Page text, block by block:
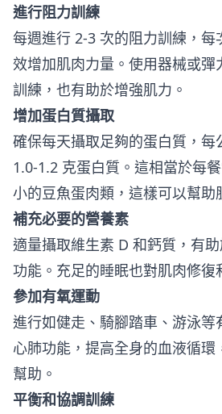
進行阻力訓練
每週進行 2-3 次的阻力訓練，每
效增加肌肉力量。使用器械或彈
訓練，也有助於增強肌力。
增加蛋白質攝取
確保每天攝取足夠的蛋白質，每
1.0-1.2 克蛋白質。這相當於每
小的豆魚蛋肉類，這樣可以幫助
補充必要的營養素
適量攝取維生素 D 和鈣質，有
功能。充足的睡眠也對肌肉修復
參加有氧運動
進行如健走、騎腳踏車、游泳等
心肺功能，提高全身的血液循環
幫助。
平衡和協調訓練